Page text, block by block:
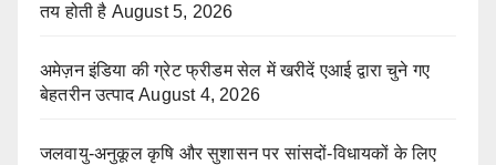
तय होती है August 5, 2026
अमेज़न इंडिया की ग्रेट फ्रीडम सेल में खरीदें एआई द्वारा चुने गए
बेहतरीन उत्पाद August 4, 2026
जलवायु-अनुकूल कृषि और सुशासन पर सांसदों-विधायकों के लिए